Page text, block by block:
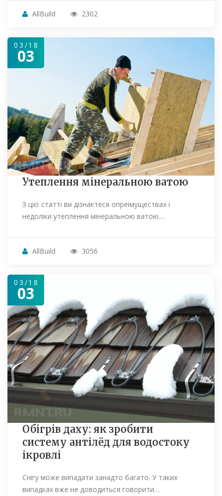
AllBuild 2302
03/18
03
Утеплення мінеральною ватою
З цієї статті ви дізнаєтеся опреімуществах і
недоліки утеплення мінеральною ватою.…
AllBuild 3056
03/18
03
Обігрів даху: як зробити
систему антілёд для водостоку
ікровлі
Снігу може випадати занадто багато. У таких
випадках вже не доводиться говорити…